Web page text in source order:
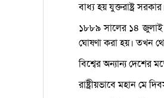
বাধ্য হয় যুক্তরাষ্ট্র
১৮৮৯ সালের ১৪ জুলাই
ঘোষণা করা হয়। তখন
বিশ্বের অন্যান্য দেশের
রাষ্ট্রীয়ভাবে মহান মে